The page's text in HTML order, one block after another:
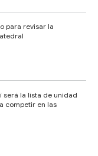
para revisar la
será la lista de unidad
competir en las